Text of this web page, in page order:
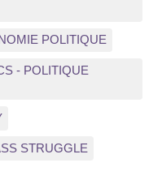
POLITIQUE
- POLITIQUE
STRUGGLE